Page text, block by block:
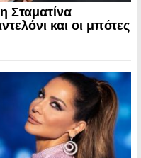
Σταματίνα
και οι μπότες